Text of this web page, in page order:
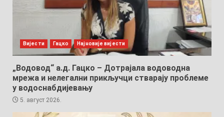
Вијести Гацко Најновије вијести
„Водовод“ а.д. Гацко – Дотрајала водоводна
мрежа и нелегални прикључци стварају проблеме
у водоснабдијевању
5. август 2026.